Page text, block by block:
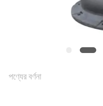
মামলা
পণ্যের বর্ণনা